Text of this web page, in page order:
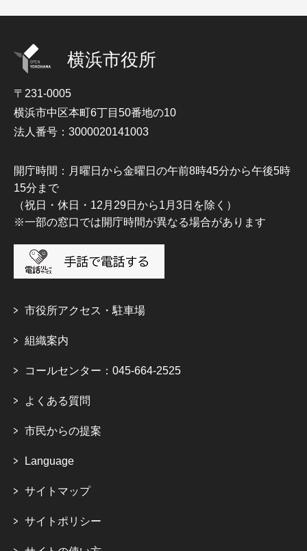
横浜市役所
〒231-0005
横浜市中区本町6丁目50番地の10
法人番号：3000020141003
開庁時間：月曜日から金曜日の午前8時45分から午後5時
15分まで
（祝日・休日・12月29日から1月3日を除く）
※一部の窓口では開庁時間が異なる場合があります
市役所アクセス・駐車場
組織案内
コールセンター：045-664-2525
よくある質問
市民からの提案
Language
サイトマップ
サイトポリシー